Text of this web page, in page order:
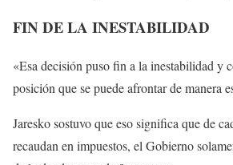
FIN DE LA INESTABILIDAD
«Esa decisión puso fin a la inestabilidad y
posición que se puede afrontar de manera
Jaresko sostuvo que eso significa que de
recaudan en impuestos, el Gobierno